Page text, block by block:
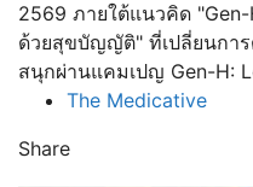
2569 ภายใต้แนวคิด
ด้วยสุขบัญญัติ" ที่เปลี่ยนการ
สนุกผ่านแคมเปญ Gen-H:
The Medicative
Share